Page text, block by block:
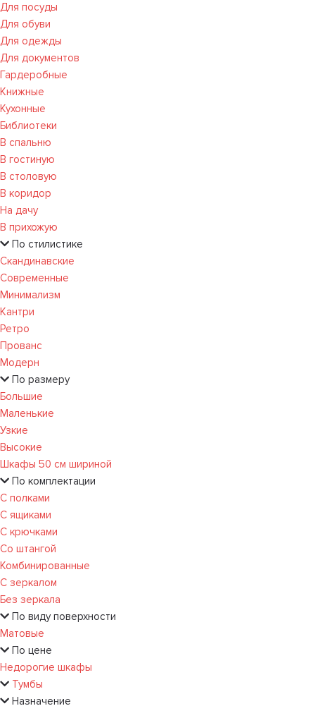
Для посуды
Для обуви
Для одежды
Для документов
Гардеробные
Книжные
Кухонные
Библиотеки
В спальню
В гостиную
В столовую
В коридор
На дачу
В прихожую
По стилистике
Скандинавские
Современные
Минимализм
Кантри
Ретро
Прованс
Модерн
По размеру
Большие
Маленькие
Узкие
Высокие
Шкафы 50 см шириной
По комплектации
С полками
С ящиками
С крючками
Со штангой
Комбинированные
С зеркалом
Без зеркала
По виду поверхности
Матовые
По цене
Недорогие шкафы
Тумбы
Назначение